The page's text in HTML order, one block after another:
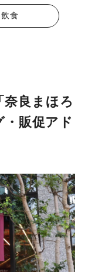
飲食
良まほろ
販促アド